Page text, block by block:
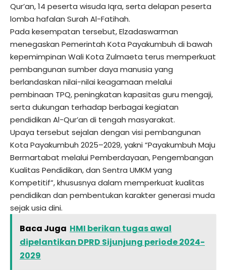
Qur’an, 14 peserta wisuda Iqra, serta delapan peserta
lomba hafalan Surah Al-Fatihah.
Pada kesempatan tersebut, Elzadaswarman
menegaskan Pemerintah Kota Payakumbuh di bawah
kepemimpinan Wali Kota Zulmaeta terus memperkuat
pembangunan sumber daya manusia yang
berlandaskan nilai-nilai keagamaan melalui
pembinaan TPQ, peningkatan kapasitas guru mengaji,
serta dukungan terhadap berbagai kegiatan
pendidikan Al-Qur’an di tengah masyarakat.
Upaya tersebut sejalan dengan visi pembangunan
Kota Payakumbuh 2025–2029, yakni “Payakumbuh Maju
Bermartabat melalui Pemberdayaan, Pengembangan
Kualitas Pendidikan, dan Sentra UMKM yang
Kompetitif”, khususnya dalam memperkuat kualitas
pendidikan dan pembentukan karakter generasi muda
sejak usia dini.
Baca Juga HMI berikan tugas awal
dipelantikan DPRD Sijunjung periode 2024-
2029